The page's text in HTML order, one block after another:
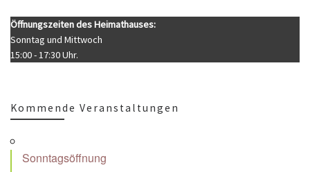
Öffnungszeiten des Heimathauses:
Sonntag und Mittwoch
15:00 - 17:30 Uhr.
Kommende Veranstaltungen
Sonntagsöffnung